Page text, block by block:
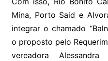
Mina, Porto Said e
integrar o chamado
o proposto pelo
vereadora